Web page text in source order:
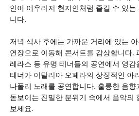
인이 어우러져 현지인처럼 즐길 수 있
니다.
저녁 식사 후에는 가까운 거리에 있는
연장으로 이동해 콘서트를 감상합니다.
레라스 등 유명 테너들의 공연에서 영감
테너가 이탈리아 오페라의 상징적인 아
나폴리 노래를 공연합니다. 훌륭한 음
돋보이는 친밀한 분위기 속에서 음악의
보세요.